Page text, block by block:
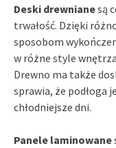
Deski drewnianesą
trwałość. Dzięki
sposobom
w różne style
Drewno ma także
sprawia, że podłoga
chłodniejsze dni.
Panele laminowane